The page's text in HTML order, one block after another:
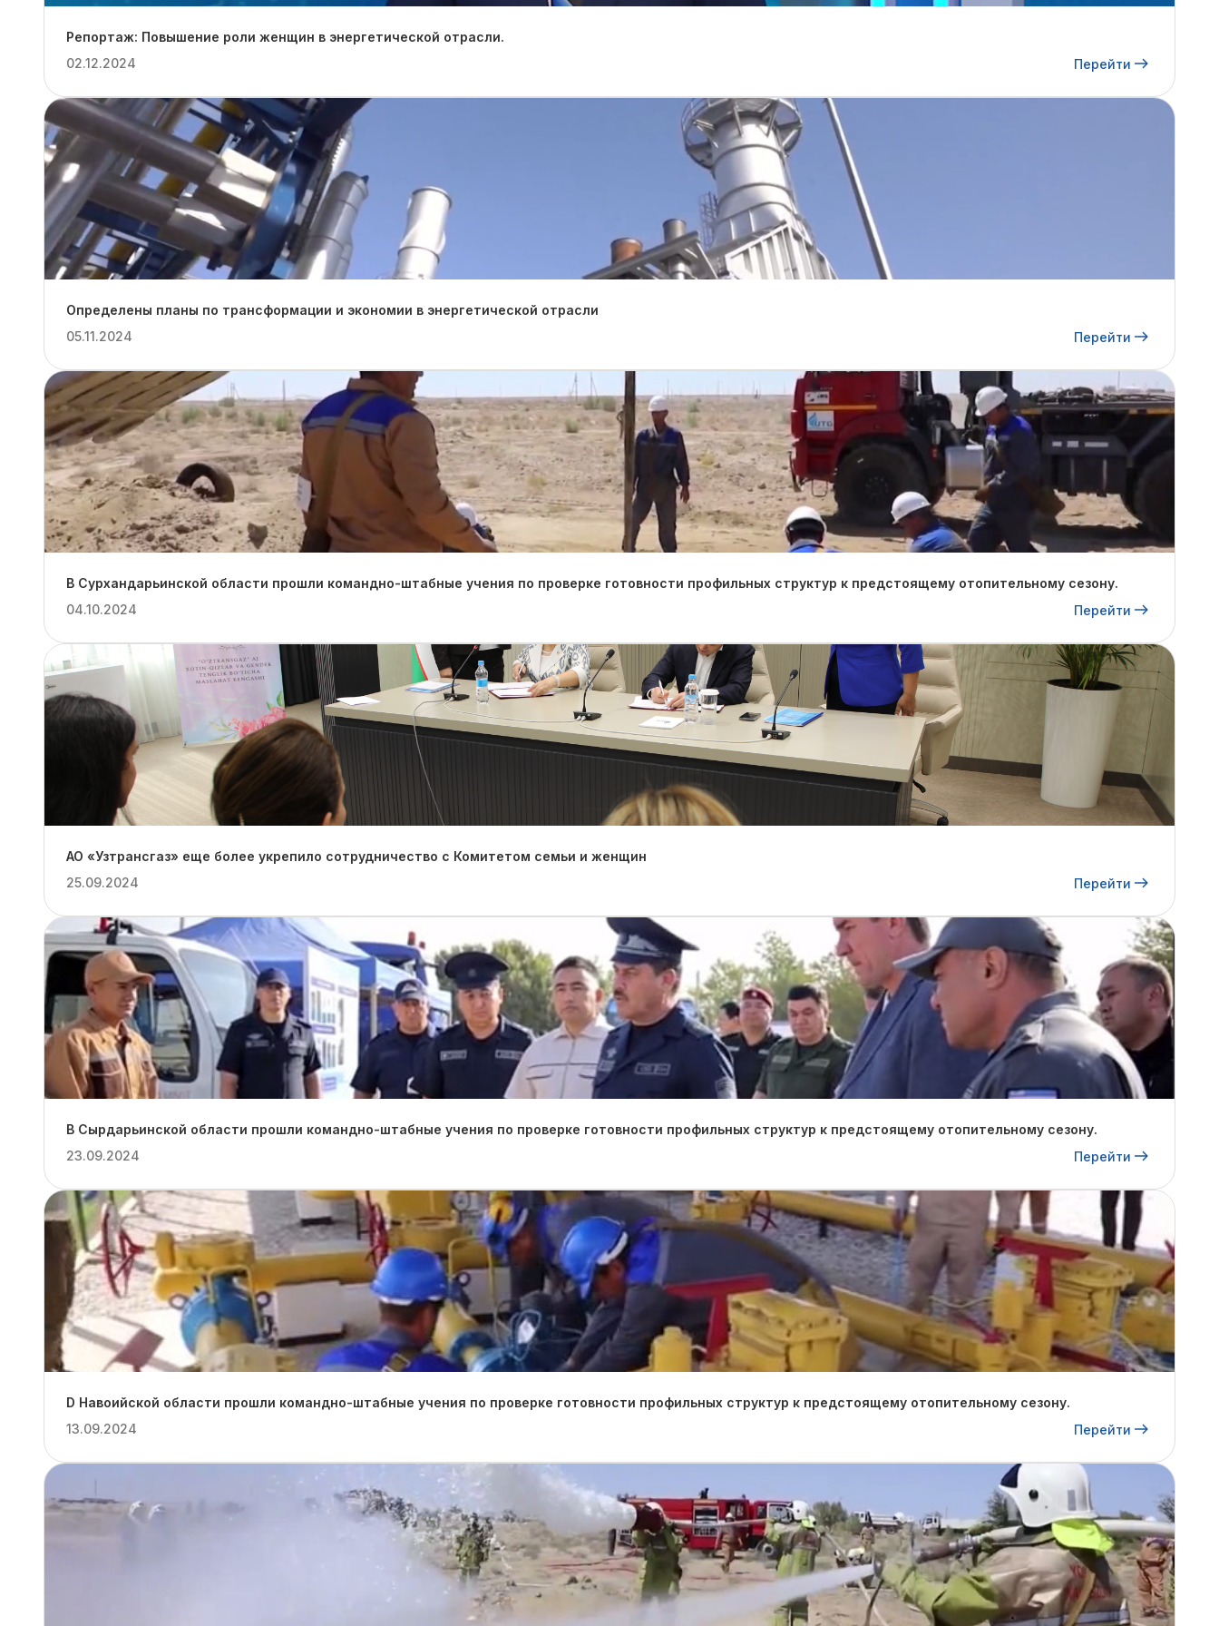
Репортаж: Повышение роли женщин в энергетической отрасли.
02.12.2024
Перейти
Определены планы по трансформации и экономии в энергетической отрасли
05.11.2024
Перейти
В Сурхандарьинской области прошли командно-штабные учения по проверке готовности профильных структур к предстоящему отопительному сезону.
04.10.2024
Перейти
АО «Узтрансгаз» еще более укрепило сотрудничество с Комитетом семьи и женщин
25.09.2024
Перейти
В Сырдарьинской области прошли командно-штабные учения по проверке готовности профильных структур к предстоящему отопительному сезону.
23.09.2024
Перейти
D Навоийской области прошли командно-штабные учения по проверке готовности профильных структур к предстоящему отопительному сезону.
13.09.2024
Перейти